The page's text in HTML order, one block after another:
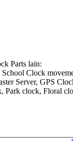
Parts lain:
Clock
Server, GPS
Park clock, Floral